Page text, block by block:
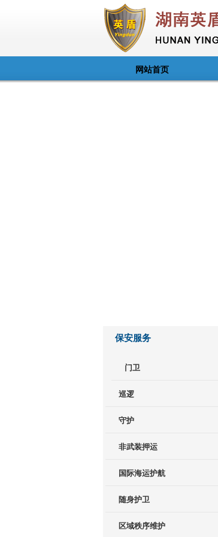
网站首页
保安服务
门卫
巡逻
守护
非武装押运
国际海运护航
随身护卫
区域秩序维护